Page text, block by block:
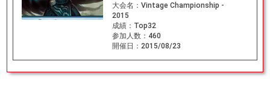
大会名： Vintage Championship -
2015
成績： Top32
参加人数： 460
開催日： 2015/08/23